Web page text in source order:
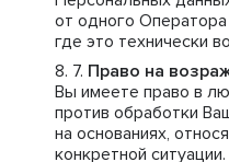
от одного Оператора
где это технически
Право на
Вы имеете право в
против обработки
на основаниях,
конкретной